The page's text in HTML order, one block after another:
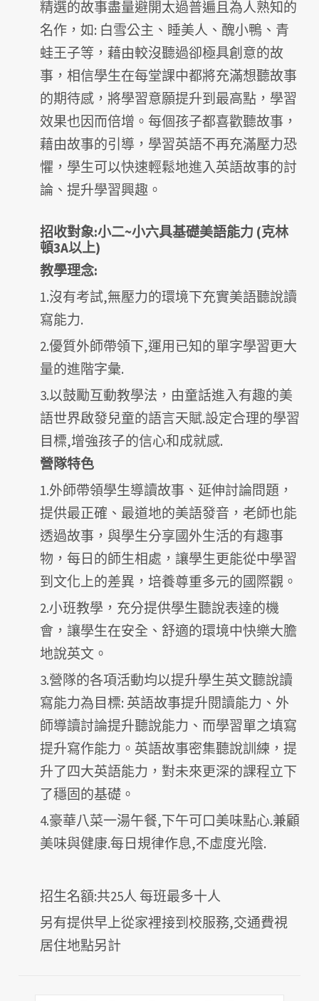
精選的故事盡量避開太過普遍且為人熟知的
名作，如: 白雪公主、睡美人、醜小鴨、青
蛙王子等，藉由較沒聽過卻極具創意的故
事，相信學生在每堂課中都將充滿想聽故事
的期待感，將學習意願提升到最高點，學習
效果也因而倍增。每個孩子都喜歡聽故事，
藉由故事的引導，學習英語不再充滿壓力恐
懼，學生可以快速輕鬆地進入英語故事的討
論、提升學習興趣。
招收對象:小二~小六具基礎美語能力 (克林
頓3A以上)
教學理念:
1.沒有考試,無壓力的環境下充實美語聽說讀
寫能力.
2.優質外師帶領下,運用已知的單字學習更大
量的進階字彙.
3.以鼓勵互動教學法，由童話進入有趣的美
語世界啟發兒童的語言天賦.設定合理的學習
目標,增強孩子的信心和成就感.
營隊特色
1.外師帶領學生導讀故事、延伸討論問題，
提供最正確、最道地的美語發音，老師也能
透過故事，與學生分享國外生活的有趣事
物，每日的師生相處，讓學生更能從中學習
到文化上的差異，培養尊重多元的國際觀。
2.小班教學，充分提供學生聽說表達的機
會，讓學生在安全、舒適的環境中快樂大膽
地說英文。
3.營隊的各項活動均以提升學生英文聽說讀
寫能力為目標: 英語故事提升閱讀能力、外
師導讀討論提升聽說能力、而學習單之填寫
提升寫作能力。英語故事密集聽說訓練，提
升了四大英語能力，對未來更深的課程立下
了穩固的基礎。
4.豪華八菜一湯午餐,下午可口美味點心.兼顧
美味與健康.每日規律作息,不虛度光陰.
招生名額:共25人 每班最多十人
另有提供早上從家裡接到校服務,交通費視
居住地點另計